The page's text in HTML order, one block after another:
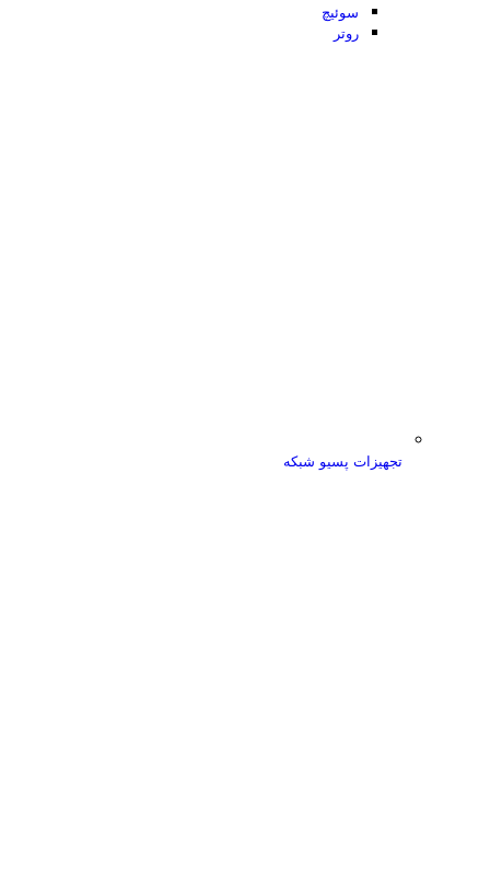
سوئیچ
روتر
تجهیزات پسیو شبکه